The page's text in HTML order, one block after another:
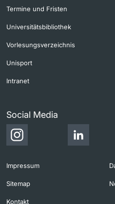
Termine und Fristen
Universitätsbibliothek
Vorlesungsverzeichnis
Unisport
Intranet
Social Media
Impressum
Sitemap
Kontakt